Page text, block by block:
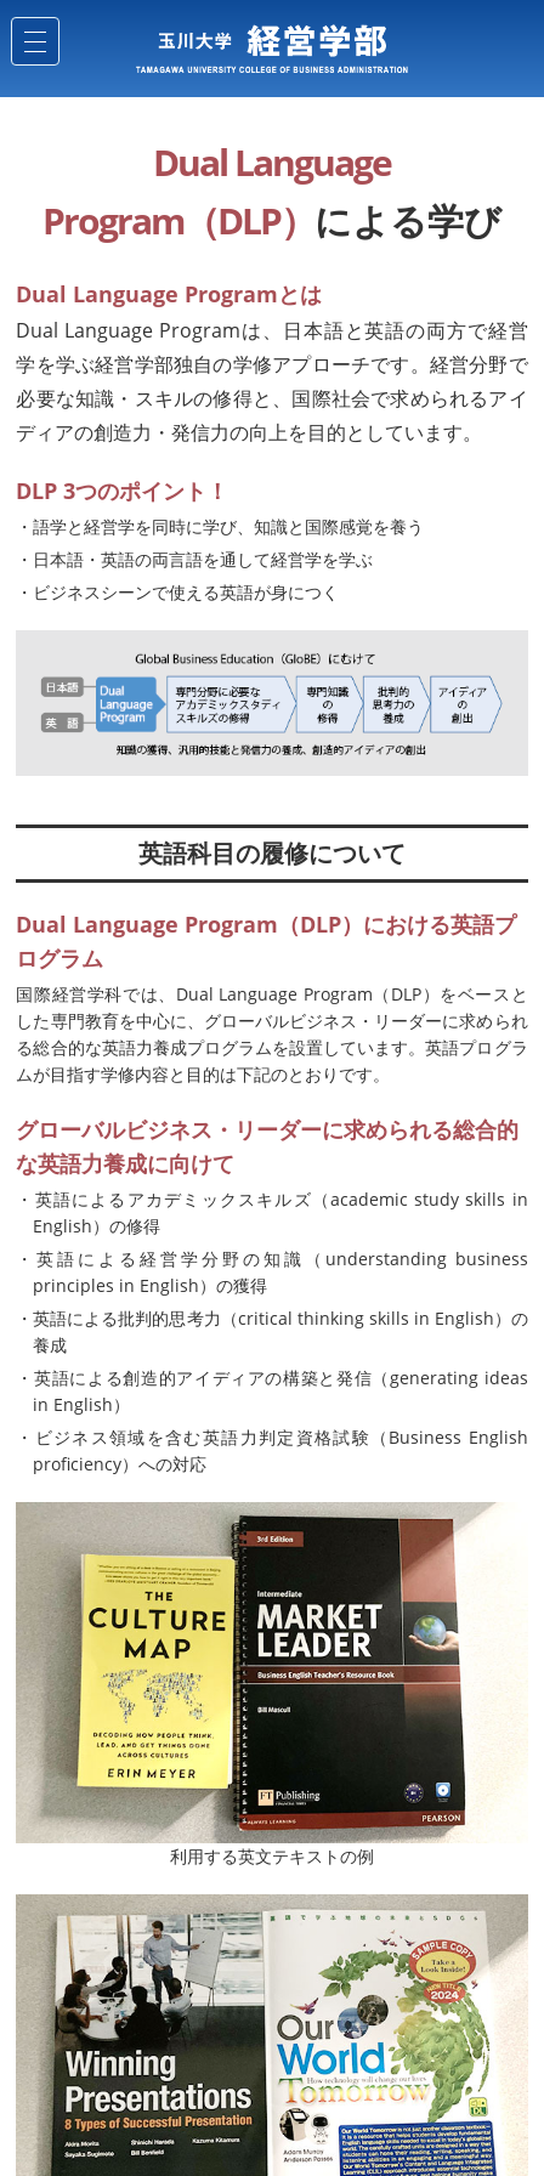
Dual Language
Program（DLP） による学び
Dual Language Programとは
Dual Language Programは、日本語と英語の両方で経営
学を学ぶ経営学部独自の学修アプローチです。経営分野で
必要な知識・スキルの修得と、国際社会で求められるアイ
ディアの創造力・発信力の向上を目的としています。
DLP 3つのポイント！
・語学と経営学を同時に学び、知識と国際感覚を養う
・日本語・英語の両言語を通して経営学を学ぶ
・ビジネスシーンで使える英語が身につく
英語科目の履修について
Dual Language Program（DLP）における英語プ
ログラム
国際経営学科では、Dual Language Program（DLP）をベースと
した専門教育を中心に、グローバルビジネス・リーダーに求められ
る総合的な英語力養成プログラムを設置しています。英語プログラ
ムが目指す学修内容と目的は下記のとおりです。
グローバルビジネス・リーダーに求められる総合的
な英語力養成に向けて
・英語によるアカデミックスキルズ（academic study skills in
English）の修得
・英語による経営学分野の知識（understanding business
principles in English）の獲得
・英語による批判的思考力（critical thinking skills in English）の
養成
・英語による創造的アイディアの構築と発信（generating ideas
in English）
・ビジネス領域を含む英語力判定資格試験（Business English
proficiency）への対応
利用する英文テキストの例